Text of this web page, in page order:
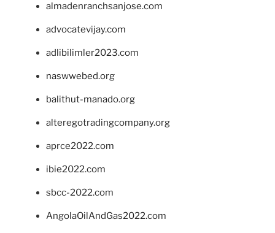
almadenranchsanjose.com
advocatevijay.com
adlibilimler2023.com
naswwebed.org
balithut-manado.org
alteregotradingcompany.org
aprce2022.com
ibie2022.com
sbcc-2022.com
AngolaOilAndGas2022.com